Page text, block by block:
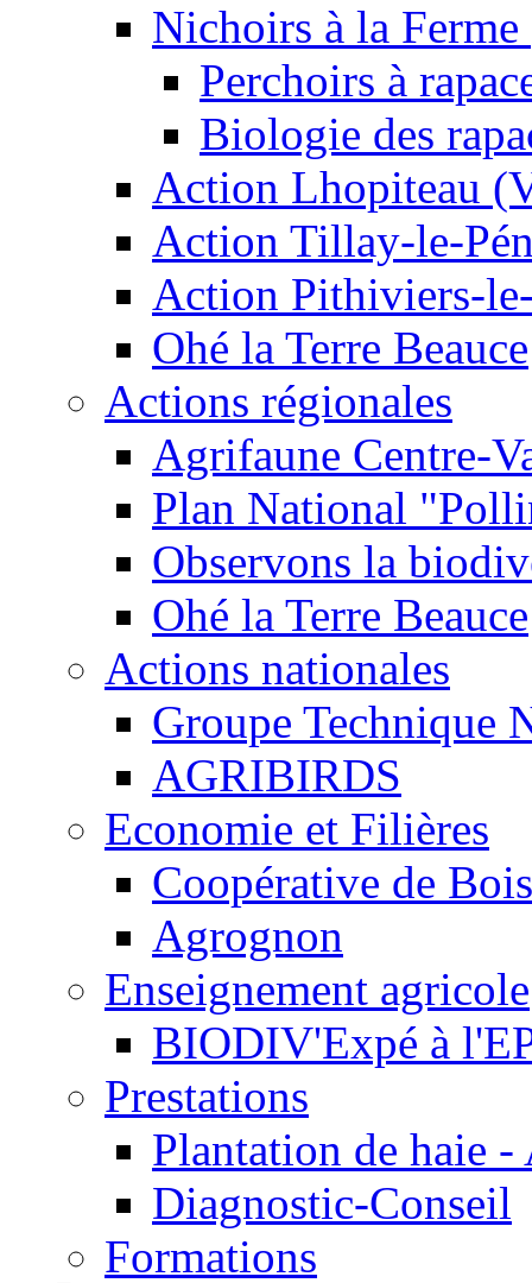
Nichoirs à la
Perchoirs à
Biologie des
Action Lhopiteau
Action Tillay-le-
Action Pithiviers-
Ohé la Terre Beauce
Actions régionales
Agrifaune Centre-
Plan National
Observons la
Ohé la Terre Beauce
Actions nationales
Groupe Technique
AGRIBIRDS
Economie et Filières
Coopérative de
Agrognon
Enseignement agricole
BIODIV'Expé à
Prestations
Plantation de haie
Diagnostic-Conseil
Formations